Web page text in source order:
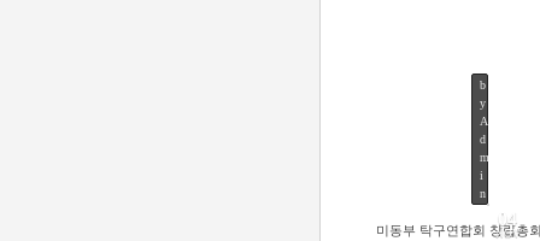
04
NOV
b
y
A
d
m
i
n
미동부 탁구연합회 창립총